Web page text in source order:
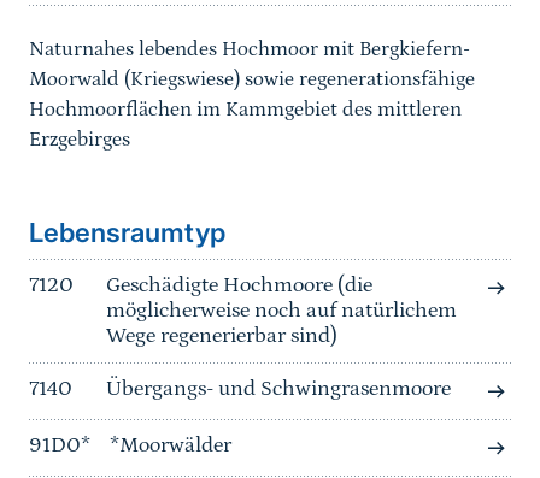
Naturnahes lebendes Hochmoor mit Bergkiefern-
Moorwald (Kriegswiese) sowie regenerationsfähige
Hochmoorflächen im Kammgebiet des mittleren
Erzgebirges
Lebensraumtyp
7120
Geschädigte Hochmoore (die
möglicherweise noch auf natürlichem
Wege regenerierbar sind)
7140 Übergangs- und Schwingrasenmoore
91D0* *Moorwälder